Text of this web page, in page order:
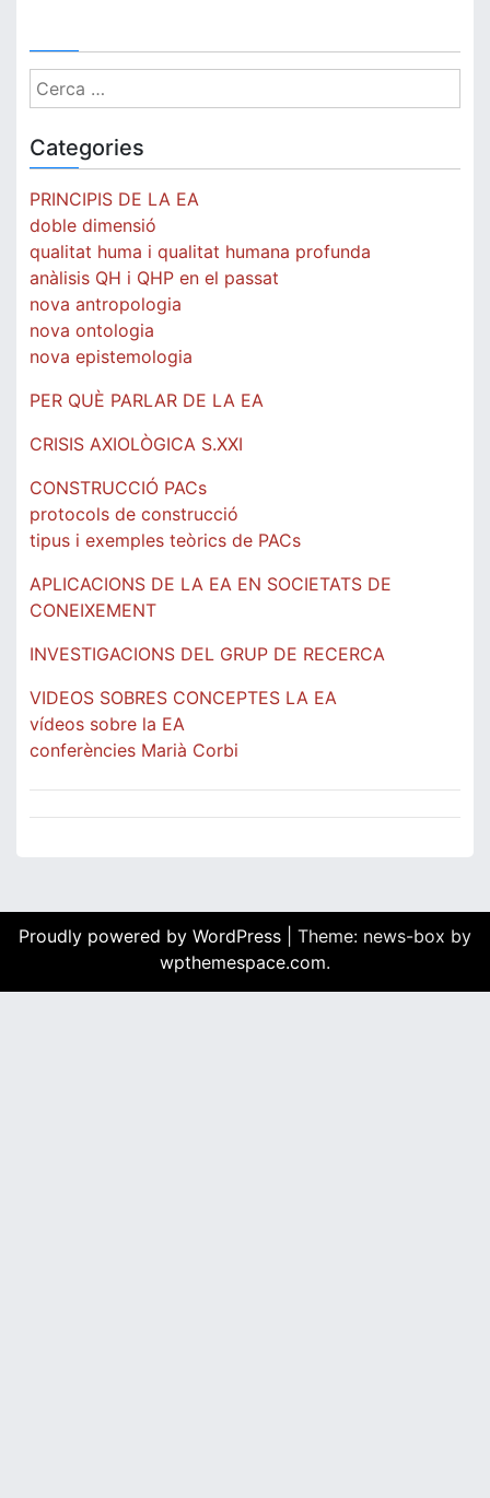
Cerca:
Categories
PRINCIPIS DE LA EA
doble dimensió
qualitat huma i qualitat humana profunda
anàlisis QH i QHP en el passat
nova antropologia
nova ontologia
nova epistemologia
PER QUÈ PARLAR DE LA EA
CRISIS AXIOLÒGICA S.XXI
CONSTRUCCIÓ PACs
protocols de construcció
tipus i exemples teòrics de PACs
APLICACIONS DE LA EA EN SOCIETATS DE
CONEIXEMENT
INVESTIGACIONS DEL GRUP DE RECERCA
VIDEOS SOBRES CONCEPTES LA EA
vídeos sobre la EA
conferències Marià Corbi
Proudly powered by WordPress
Theme: news-box by
wpthemespace.com.